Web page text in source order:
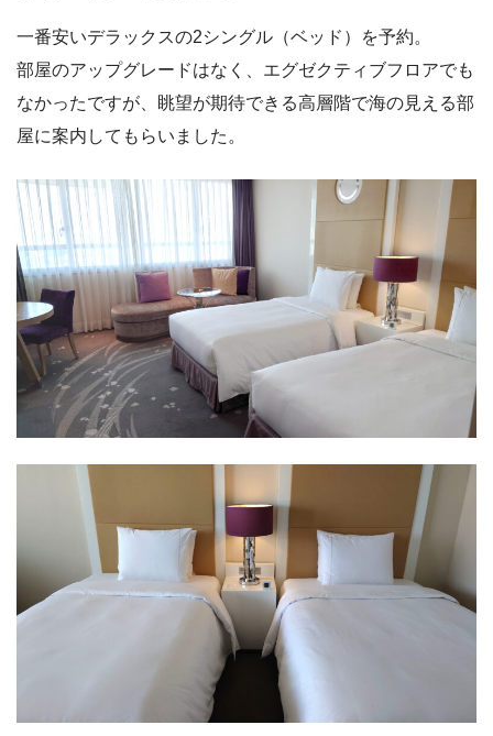
一番安いデラックスの2シングル（ベッド）を予約。
部屋のアップグレードはなく、エグゼクティブフロアでも
なかったですが、眺望が期待できる高層階で海の見える部
屋に案内してもらいました。